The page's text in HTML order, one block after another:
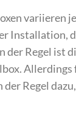
variieren
Installation,
der Regel
Regel